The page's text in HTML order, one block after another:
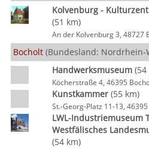
Kolvenburg -
(51 km)
An der Kolvenburg 3, 48727
Bocholt (Bundesland: Nordrhein-
Handwerksmuseum(54
Köcherstraße 4, 46395
Kunstkammer(55 km)
St.-Georg-Platz 11-13,
LWL-Industriemuseum
Westfälisches
(54 km)